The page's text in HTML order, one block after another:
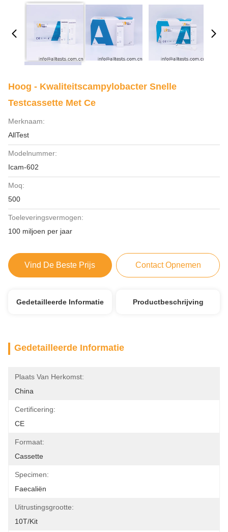
Hoog - Kwaliteitscampylobacter Snelle
Testcassette Met Ce
Merknaam:
AllTest
Modelnummer:
Icam-602
Moq:
500
Toeleveringsvermogen:
100 miljoen per jaar
Vind De Beste Prijs Contact Opnemen
Gedetailleerde Informatie Productbeschrijving
Gedetailleerde Informatie
Plaats Van Herkomst:
China
Certificering:
CE
Formaat:
Cassette
Specimen:
Faecaliën
Uitrustingsgrootte:
10T/Kit